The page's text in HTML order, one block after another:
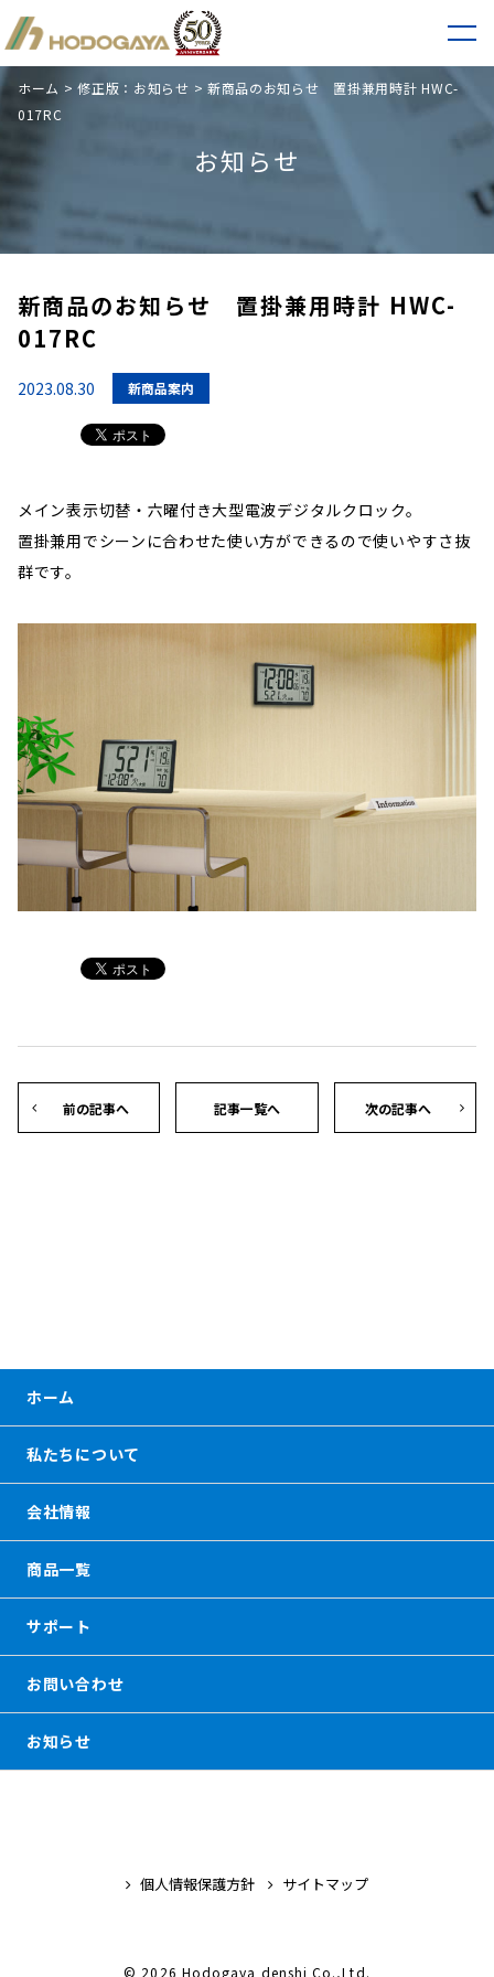
お知らせ
ホーム >修正版：お知らせ > 新商品のお知らせ 置掛兼用時計 HWC-
017RC
新商品のお知らせ 置掛兼用時計 HWC-
017RC
2023.08.30 新商品案内
メイン表示切替・六曜付き大型電波デジタルクロック。
置掛兼用でシーンに合わせた使い方ができるので使いやすさ抜
群です。
前の記事へ 記事一覧へ 次の記事へ
ホーム
私たちについて
会社情報
商品一覧
サポート
お問い合わせ
お知らせ
© 2026 Hodogaya denshi Co.,Ltd.
個人情報保護方針 サイトマップ